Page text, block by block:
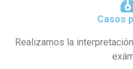
Casos
Realizamos la